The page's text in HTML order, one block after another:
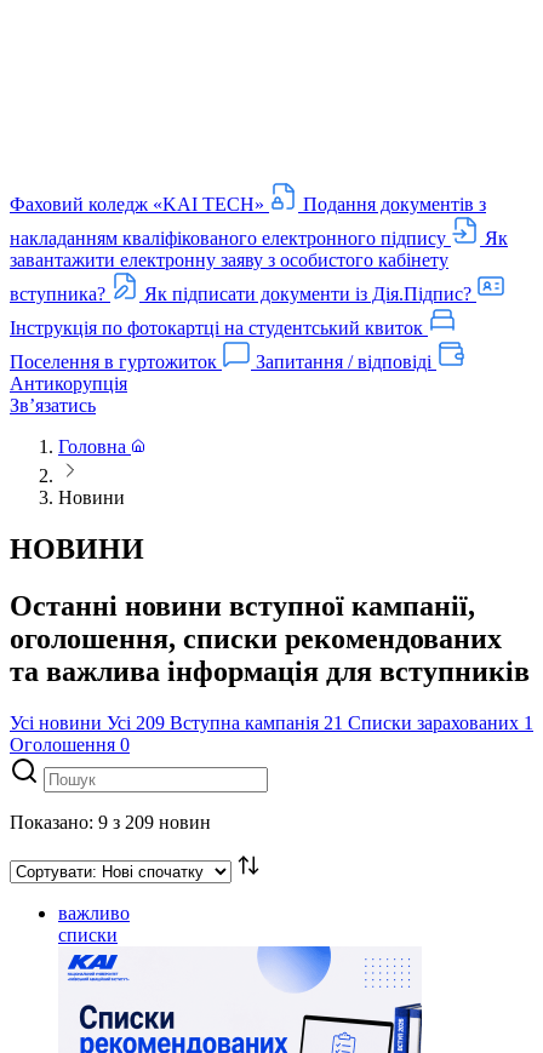
Фаховий коледж «KAI TECH»
Подання документів з
накладанням кваліфікованого електронного підпису
Як
завантажити електронну заяву з особистого кабінету
вступника?
Як підписати документи із Дія.Підпис?
Інструкція по фотокартці на студентський квиток
Поселення в гуртожиток
Запитання / відповіді
Антикорупція
Звʼязатись
Головна
Новини
НОВИНИ
Останні новини вступної кампанії,
оголошення, списки рекомендованих
та важлива інформація для вступників
Усі новини Усі 209 Вступна кампанія 21 Списки зарахованих 1
Оголошення 0
Показано: 9 з 209 новин
важливо
списки